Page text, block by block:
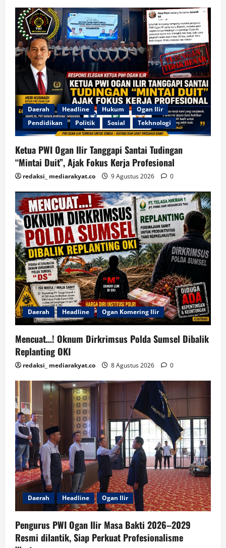
Daerah Headline Hukum
Ogan Ilir
Pendidikan
Politik Sosial Tekhnologi
Ketua PWI Ogan Ilir Tanggapi Santai Tudingan
“Mintai Duit”, Ajak Fokus Kerja Profesional
redaksi_ mediarakyat.co 9 Agustus 2026 0
Daerah Headline Ogan Komering Ilir
Mencuat…! Oknum Dirkrimsus Polda Sumsel Dibalik
Replanting OKI
redaksi_ mediarakyat.co 8 Agustus 2026 0
Daerah Headline Ogan Ilir
Pengurus PWI Ogan Ilir Masa Bakti 2026–2029
Resmi dilantik, Siap Perkuat Profesionalisme